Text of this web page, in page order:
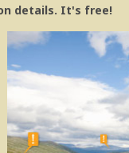
details. It's free!